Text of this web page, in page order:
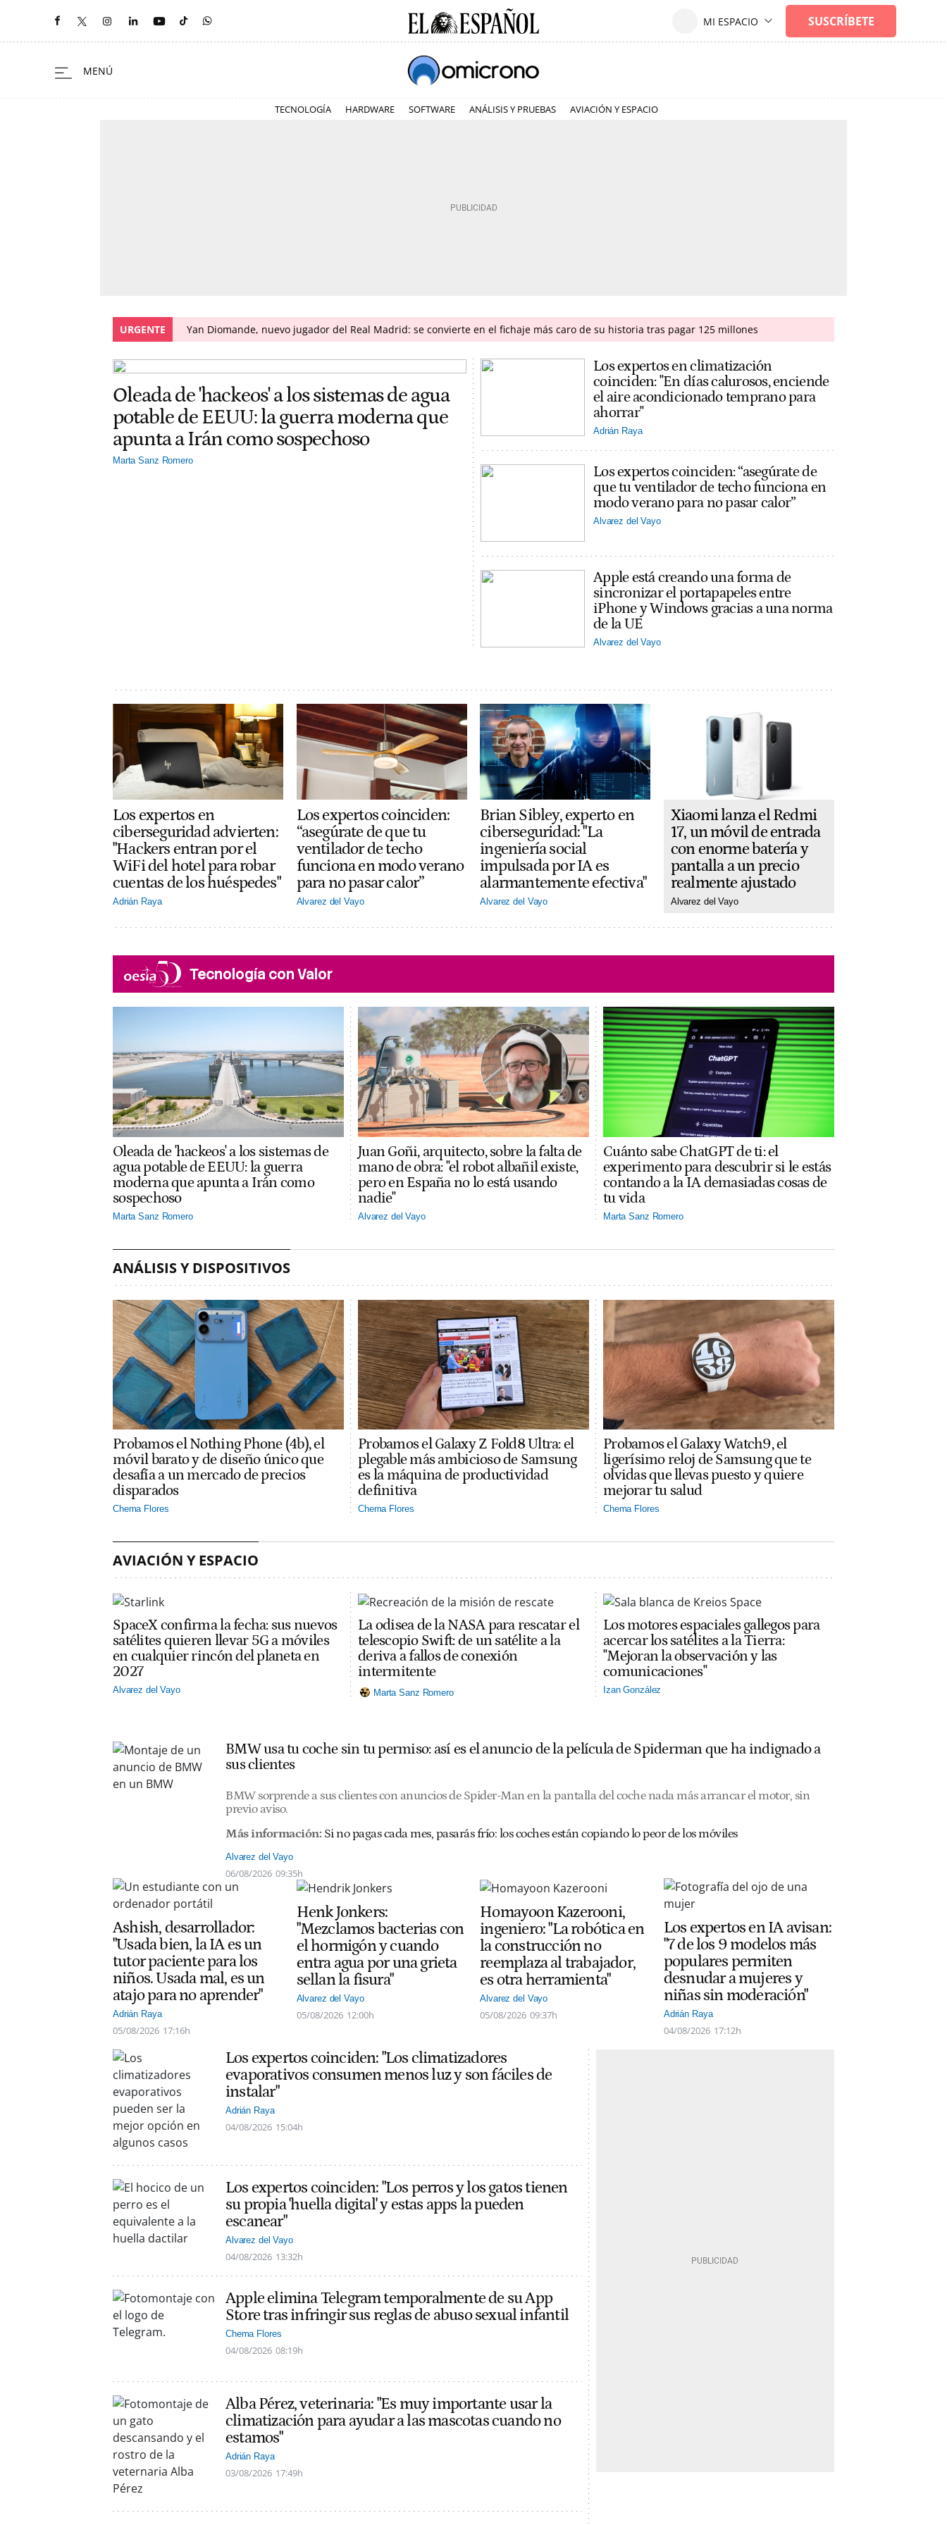
TECNOLOGÍA HARDWARE SOFTWARE ANÁLISIS Y PRUEBAS AVIACIÓN Y ESPACIO
URGENTE Yan Diomande, nuevo jugador del Real Madrid: se convierte en el fichaje más caro de su historia tras pagar 125 millones
Oleada de 'hackeos' a los sistemas de agua
potable de EEUU: la guerra moderna que
apunta a Irán como sospechoso
Marta Sanz Romero
Los expertos en climatización
coinciden: "En días calurosos, enciende
el aire acondicionado temprano para
ahorrar"
Adrián Raya
Los expertos coinciden: “asegúrate de
que tu ventilador de techo funciona en
modo verano para no pasar calor”
Alvarez del Vayo
Apple está creando una forma de
sincronizar el portapapeles entre
iPhone y Windows gracias a una norma
de la UE
Alvarez del Vayo
Los expertos en
ciberseguridad advierten:
"Hackers entran por el
WiFi del hotel para robar
cuentas de los huéspedes"
Adrián Raya
Los expertos coinciden:
“asegúrate de que tu
ventilador de techo
funciona en modo verano
para no pasar calor”
Alvarez del Vayo
Brian Sibley, experto en
ciberseguridad: "La
ingeniería social
impulsada por IA es
alarmantemente efectiva"
Alvarez del Vayo
Xiaomi lanza el Redmi
17, un móvil de entrada
con enorme batería y
pantalla a un precio
realmente ajustado
Alvarez del Vayo
Tecnología con Valor
Oleada de 'hackeos' a los sistemas de
agua potable de EEUU: la guerra
moderna que apunta a Irán como
sospechoso
Marta Sanz Romero
Juan Goñi, arquitecto, sobre la falta de
mano de obra: "el robot albañil existe,
pero en España no lo está usando
nadie"
Alvarez del Vayo
Cuánto sabe ChatGPT de ti: el
experimento para descubrir si le estás
contando a la IA demasiadas cosas de
tu vida
Marta Sanz Romero
ANÁLISIS Y DISPOSITIVOS
Probamos el Nothing Phone (4b), el
móvil barato y de diseño único que
desafía a un mercado de precios
disparados
Chema Flores
Probamos el Galaxy Z Fold8 Ultra: el
plegable más ambicioso de Samsung
es la máquina de productividad
definitiva
Chema Flores
Probamos el Galaxy Watch9, el
ligerísimo reloj de Samsung que te
olvidas que llevas puesto y quiere
mejorar tu salud
Chema Flores
AVIACIÓN Y ESPACIO
SpaceX confirma la fecha: sus nuevos
satélites quieren llevar 5G a móviles
en cualquier rincón del planeta en
2027
Alvarez del Vayo
La odisea de la NASA para rescatar el
telescopio Swift: de un satélite a la
deriva a fallos de conexión
intermitente
Marta Sanz Romero
Los motores espaciales gallegos para
acercar los satélites a la Tierra:
"Mejoran la observación y las
comunicaciones"
Izan González
BMW usa tu coche sin tu permiso: así es el anuncio de la película de Spiderman que ha indignado a
sus clientes
BMW sorprende a sus clientes con anuncios de Spider-Man en la pantalla del coche nada más arrancar el motor, sin
previo aviso.
Más información: Si no pagas cada mes, pasarás frío: los coches están copiando lo peor de los móviles
Alvarez del Vayo
06/08/2026 09:35h
Ashish, desarrollador:
"Usada bien, la IA es un
tutor paciente para los
niños. Usada mal, es un
atajo para no aprender"
Adrián Raya
05/08/2026 17:16h
Henk Jonkers:
"Mezclamos bacterias con
el hormigón y cuando
entra agua por una grieta
sellan la fisura"
Alvarez del Vayo
05/08/2026 12:00h
Homayoon Kazerooni,
ingeniero: "La robótica en
la construcción no
reemplaza al trabajador,
es otra herramienta"
Alvarez del Vayo
05/08/2026 09:37h
Los expertos en IA avisan:
"7 de los 9 modelos más
populares permiten
desnudar a mujeres y
niñas sin moderación"
Adrián Raya
04/08/2026 17:12h
Los expertos coinciden: "Los climatizadores
evaporativos consumen menos luz y son fáciles de
instalar"
Adrián Raya
04/08/2026 15:04h
Los expertos coinciden: "Los perros y los gatos tienen
su propia 'huella digital' y estas apps la pueden
escanear"
Alvarez del Vayo
04/08/2026 13:32h
Apple elimina Telegram temporalmente de su App
Store tras infringir sus reglas de abuso sexual infantil
Chema Flores
04/08/2026 08:19h
Alba Pérez, veterinaria: "Es muy importante usar la
climatización para ayudar a las mascotas cuando no
estamos"
Adrián Raya
03/08/2026 17:49h